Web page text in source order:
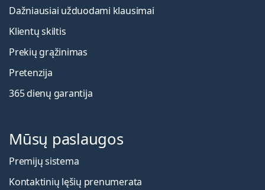
Dažniausiai užduodami klausimai
Klientų skiltis
Prekių grąžinimas
Pretenzija
365 dienų garantija
Mūsų paslaugos
Premijų sistema
Kontaktinių lęšių prenumerata